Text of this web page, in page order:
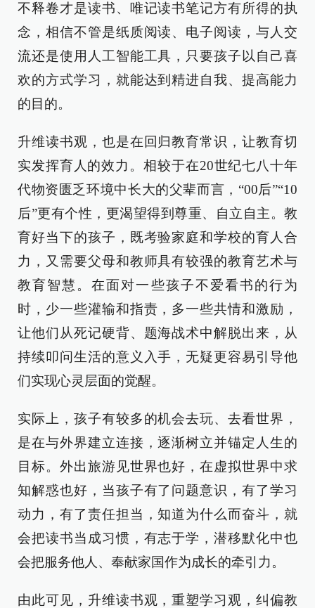
不释卷才是读书、唯记读书笔记方有所得的执
念，相信不管是纸质阅读、电子阅读，与人交
流还是使用人工智能工具，只要孩子以自己喜
欢的方式学习，就能达到精进自我、提高能力
的目的。
升维读书观，也是在回归教育常识，让教育切
实发挥育人的效力。相较于在20世纪七八十年
代物资匮乏环境中长大的父辈而言，“00后”“10
后”更有个性，更渴望得到尊重、自立自主。教
育好当下的孩子，既考验家庭和学校的育人合
力，又需要父母和教师具有较强的教育艺术与
教育智慧。在面对一些孩子不爱看书的行为
时，少一些灌输和指责，多一些共情和激励，
让他们从死记硬背、题海战术中解脱出来，从
持续叩问生活的意义入手，无疑更容易引导他
们实现心灵层面的觉醒。
实际上，孩子有较多的机会去玩、去看世界，
是在与外界建立连接，逐渐树立并锚定人生的
目标。外出旅游见世界也好，在虚拟世界中求
知解惑也好，当孩子有了问题意识，有了学习
动力，有了责任担当，知道为什么而奋斗，就
会把读书当成习惯，有志于学，潜移默化中也
会把服务他人、奉献家国作为成长的牵引力。
由此可见，升维读书观，重塑学习观，纠偏教